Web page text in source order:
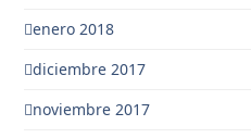
enero 2018
diciembre 2017
noviembre 2017